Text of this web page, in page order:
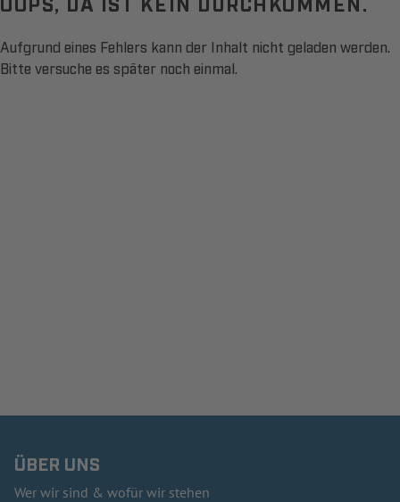
Aufgrund eines Fehlers kann der Inhalt nicht geladen werden.
Bitte versuche es später noch einmal.
ÜBER UNS
Wer wir sind & wofür wir stehen